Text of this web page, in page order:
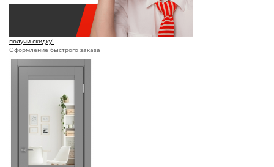
получи скидку!
Оформление быстрого заказа